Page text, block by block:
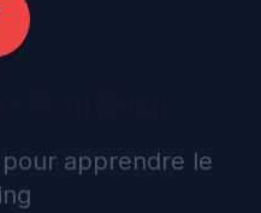
apprendre le